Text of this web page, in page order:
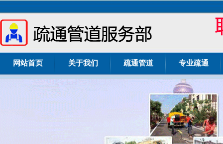
网站首页 关于我们 疏通管道 专业疏通